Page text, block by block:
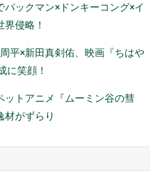
パックマン×ドンキーコング×イ
界侵略！
平×新田真剣佑、映画『ちはや
に笑顔！
ットアニメ『ムーミン谷の彗
材がずらり